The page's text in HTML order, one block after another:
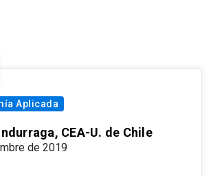
Aplicada
CEA-U. de Chile
de 2019